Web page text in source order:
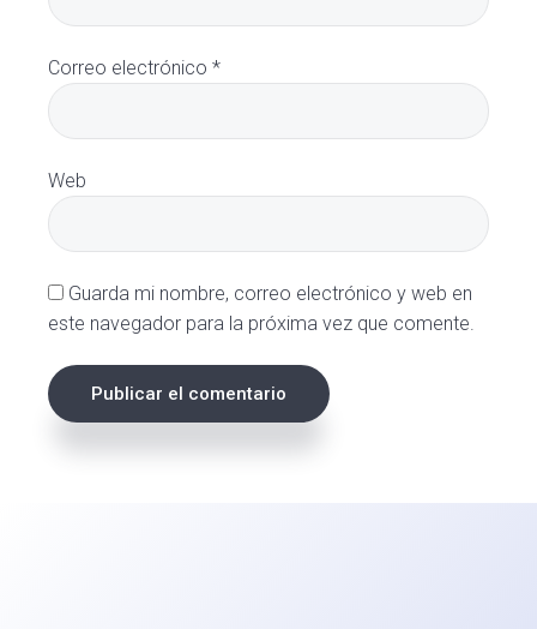
Correo electrónico*
Web
Guarda mi nombre, correo electrónico y web en
este navegador para la próxima vez que comente.